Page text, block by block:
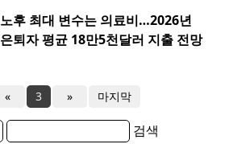
노후 최대 변수는 의료비…2026년
은퇴자 평균 18만5천달러 지출 전망
« 3 » 마지막
검색